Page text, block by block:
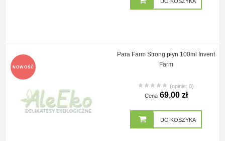
NOWOŚĆ
Para Farm Strong płyn 100ml Invent
Farm
(opinie: 0)
Cena 69,00 zł
DO KOSZYKA